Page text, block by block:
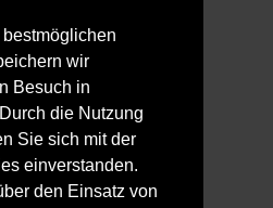
wir
Besuch in
die Nutzung
Sie sich mit der
einverstanden.
den Einsatz von